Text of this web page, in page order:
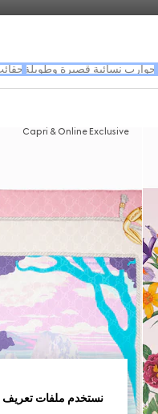
جوارب نسائية قصيرة وطويلة
Capri & Online Exclusive
نستخدم ملفات تعريف